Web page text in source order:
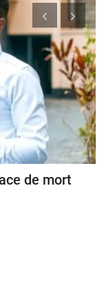
de mort